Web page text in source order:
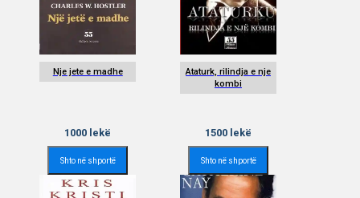
Nje jete e madhe
1000 lekë
Shto në shportë
Ataturk, rilindja e nje
kombi
1500 lekë
Shto në shportë